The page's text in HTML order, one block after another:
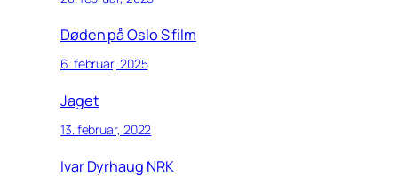
Døden på Oslo S film
6. februar, 2025
Jaget
13. februar, 2022
Ivar Dyrhaug NRK